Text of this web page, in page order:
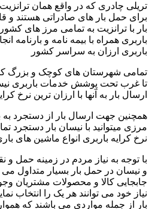
تریلی چادری که در واقع همان
برای حمل بار های صادراتی هستند و
بار با ترانزیت به تمامی مرز های
باربری همراه با بیمه نامه و بارنامه
باربری ارزان به سراسر کشور
تمامی شهرستان های کوچک و بزرگ
تا غرب تحت پوشش خدمات باربری
ارسال بار به آنها با ارزان ترین نرخ
همچنین جهت ارسال بار از دستجرد به
مرزی میتوانید با نیسان بار دستجرد
نرخ کرایه باربری انواع ماشین های
با توجه به نیاز مردم در زمینه حمل و
و نیسان در حمل بار بسیار متداول
جابجایی کالا و محصولات مشتریان
نیاز خود می توانند هر یک را انتخاب
بار از جمله مواردی می باشند که